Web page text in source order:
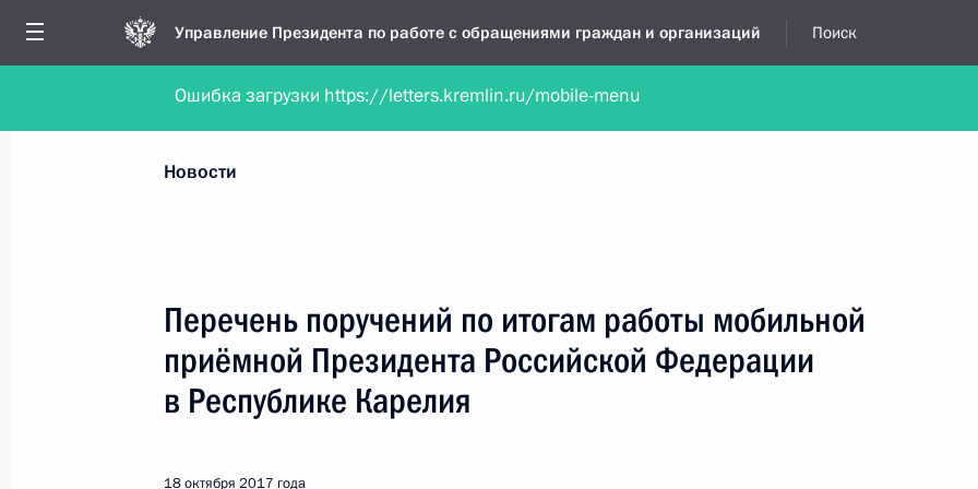
Управление Президента по работе с обращениями граждан и организаций Поиск
Обратиться в форме электронного документа Обратиться в устной форме
Все новости
Все руководители, регионы, города и темы
Новости
Перечень поручений по итогам работы мобильной
приёмной Президента Российской Федерации
в Республике Карелия
18 октября 2017 года
Ошибка загрузки https://letters.kremlin.ru/mobile-menu